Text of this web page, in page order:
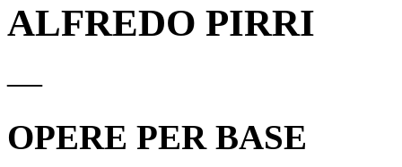
ALFREDO PIRRI
—
OPERE PER BASE